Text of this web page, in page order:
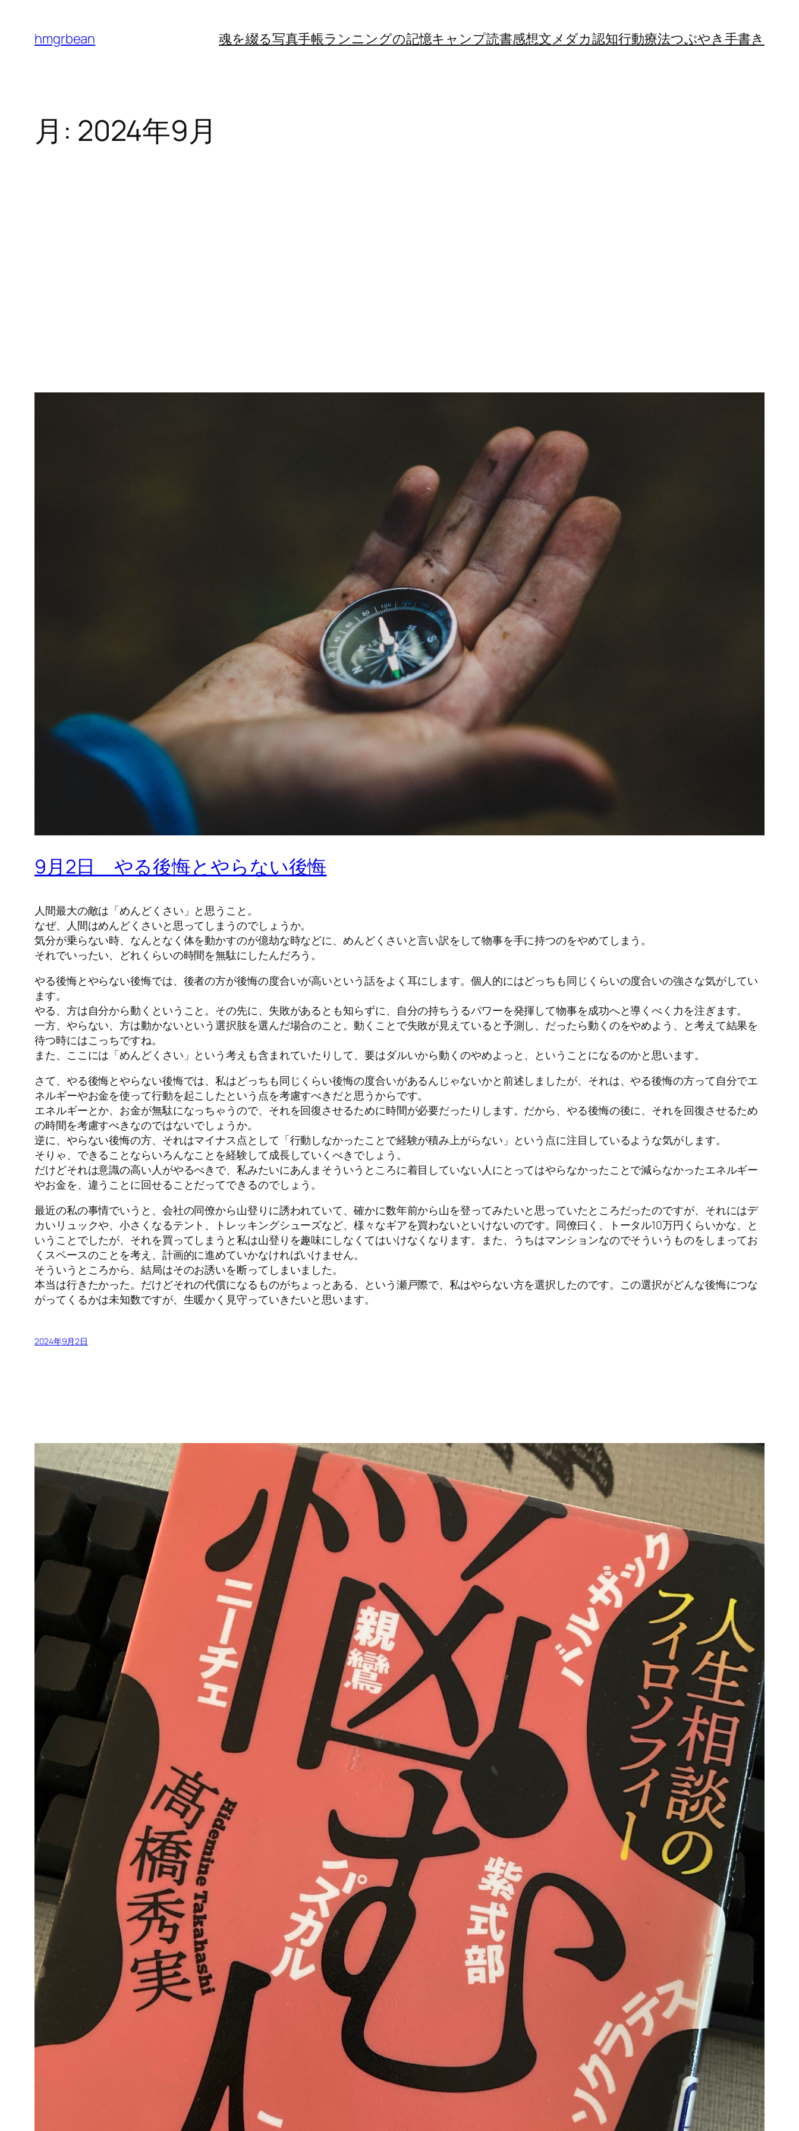
hmgrbean 魂を綴る写真手帳ランニングの記憶キャンプ読書感想文メダカ認知行動療法つぶやき手書き
月: 2024年9月
9月2日 やる後悔とやらない後悔
人間最大の敵は「めんどくさい」と思うこと。
なぜ、人間はめんどくさいと思ってしまうのでしょうか。
気分が乗らない時、なんとなく体を動かすのが億劫な時などに、めんどくさいと言い訳をして物事を手に持つのをやめてしまう。
それでいったい、どれくらいの時間を無駄にしたんだろう。
やる後悔とやらない後悔では、後者の方が後悔の度合いが高いという話をよく耳にします。個人的にはどっちも同じくらいの度合いの強さな気がしてい
ます。
やる、方は自分から動くということ。その先に、失敗があるとも知らずに、自分の持ちうるパワーを発揮して物事を成功へと導くべく力を注ぎます。
一方、やらない、方は動かないという選択肢を選んだ場合のこと。動くことで失敗が見えていると予測し、だったら動くのをやめよう、と考えて結果を
待つ時にはこっちですね。
また、ここには「めんどくさい」という考えも含まれていたりして、要はダルいから動くのやめよっと、ということになるのかと思います。
さて、やる後悔とやらない後悔では、私はどっちも同じくらい後悔の度合いがあるんじゃないかと前述しましたが、それは、やる後悔の方って自分でエ
ネルギーやお金を使って行動を起こしたという点を考慮すべきだと思うからです。
エネルギーとか、お金が無駄になっちゃうので、それを回復させるために時間が必要だったりします。だから、やる後悔の後に、それを回復させるため
の時間を考慮すべきなのではないでしょうか。
逆に、やらない後悔の方、それはマイナス点として「行動しなかったことで経験が積み上がらない」という点に注目しているような気がします。
そりゃ、できることならいろんなことを経験して成長していくべきでしょう。
だけどそれは意識の高い人がやるべきで、私みたいにあんまそういうところに着目していない人にとってはやらなかったことで減らなかったエネルギー
やお金を、違うことに回せることだってできるのでしょう。
最近の私の事情でいうと、会社の同僚から山登りに誘われていて、確かに数年前から山を登ってみたいと思っていたところだったのですが、それにはデ
カいリュックや、小さくなるテント、トレッキングシューズなど、様々なギアを買わないといけないのです。同僚曰く、トータル10万円くらいかな、と
いうことでしたが、それを買ってしまうと私は山登りを趣味にしなくてはいけなくなります。また、うちはマンションなのでそういうものをしまってお
くスペースのことを考え、計画的に進めていかなければいけません。
そういうところから、結局はそのお誘いを断ってしまいました。
本当は行きたかった。だけどそれの代償になるものがちょっとある、という瀬戸際で、私はやらない方を選択したのです。この選択がどんな後悔につな
がってくるかは未知数ですが、生暖かく見守っていきたいと思います。
2024年9月2日